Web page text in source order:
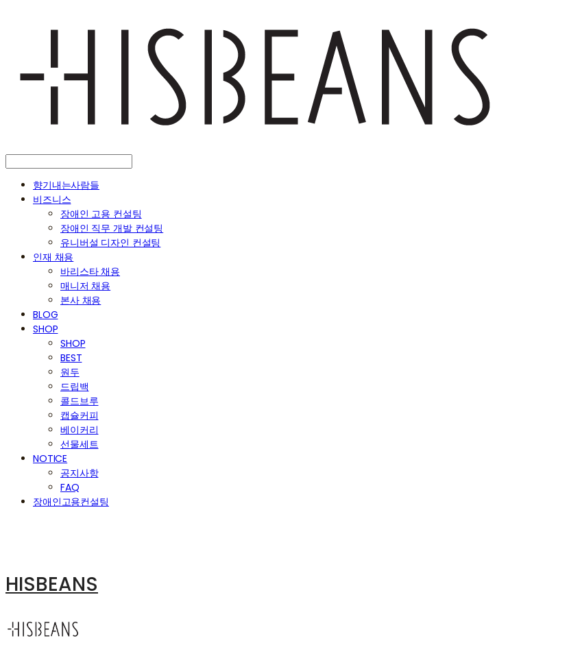
향기내는사람들
비즈니스
장애인 고용 컨설팅
장애인 직무 개발 컨설팅
유니버설 디자인 컨설팅
인재 채용
바리스타 채용
매니저 채용
본사 채용
BLOG
SHOP
SHOP
BEST
원두
드립백
콜드브루
캡슐커피
베이커리
선물세트
NOTICE
공지사항
FAQ
장애인고용컨설팅
HISBEANS